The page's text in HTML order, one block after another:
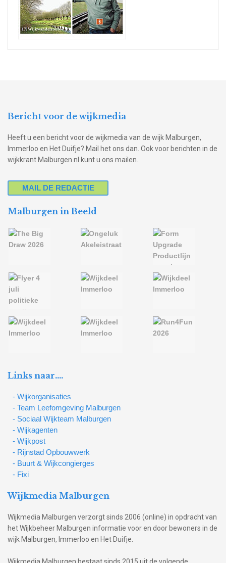
Bericht voor de wijkmedia
Heeft u een bericht voor de wijkmedia van de wijk Malburgen,
Immerloo en Het Duifje? Mail het ons dan. Ook voor berichten in de
wijkkrant Malburgen.nl kunt u ons mailen.
MAIL DE REDACTIE
Malburgen in Beeld
Links naar….
- Wijkorganisaties
- Team Leefomgeving Malburgen
- Sociaal Wijkteam Malburgen
- Wijkagenten
- Wijkpost
- Rijnstad Opbouwwerk
- Buurt & Wijkcongierges
- Fixi
Wijkmedia Malburgen
Wijkmedia Malburgen verzorgt sinds 2006 (online) in opdracht van
het Wijkbeheer Malburgen informatie voor en door bewoners in de
wijk Malburgen, Immerloo en Het Duifje.